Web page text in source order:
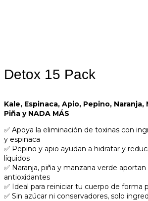
Detox 15 Pack
Kale, Espinaca, Apio, Pepino, Naranja,
Piña y NADA MÁS
✅ Apoya la eliminación de toxinas con
y espinaca
✅ Pepino y apio ayudan a hidratar y
líquidos
✅ Naranja, piña y manzana verde
antioxidantes
✅ Ideal para reiniciar tu cuerpo de forma
✅ Sin azúcar ni conservadores, solo